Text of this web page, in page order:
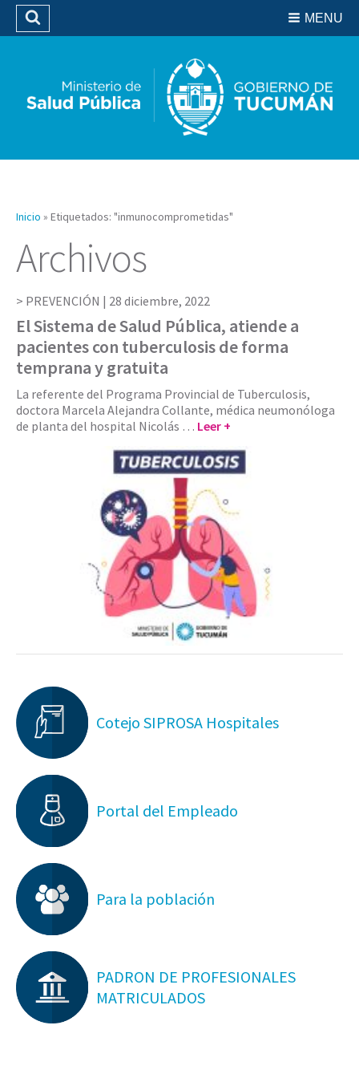
Biblioteca
MENU
Buscar
Inicio » Etiquetados: "inmunocomprometidas"
Archivos
PREVENCIÓN | 28 diciembre, 2022
El Sistema de Salud Pública, atiende a
pacientes con tuberculosis de forma
temprana y gratuita
La referente del Programa Provincial de Tuberculosis,
doctora Marcela Alejandra Collante, médica neumonóloga
de planta del hospital Nicolás … Leer +
Cotejo SIPROSA Hospitales
Portal del Empleado
Para la población
PADRON DE PROFESIONALES
MATRICULADOS